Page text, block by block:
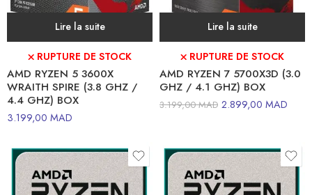
Lire la suite
⛌ RUPTURE DE STOCK
AMD RYZEN 5 3600X
WRAITH SPIRE (3.8 GHZ /
4.4 GHZ) BOX
3.199,00 MAD
Lire la suite
⛌ RUPTURE DE STOCK
AMD RYZEN 7 5700X3D (3.0
GHZ / 4.1 GHZ) BOX
3.199,00MAD 2.899,00 MAD